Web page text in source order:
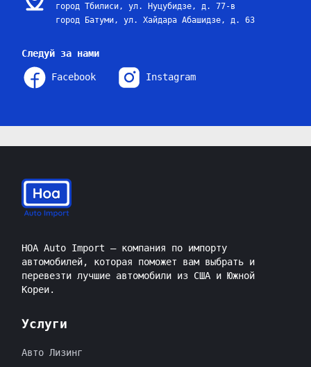
город Тбилиси, ул. Нуцубидзе, д. 77-в
город Батуми, ул. Хайдара Абашидзе, д. 63
Следуй за нами
Facebook Instagram
HOA Auto Import — компания по импорту
автомобилей, которая поможет вам выбрать и
перевезти лучшие автомобили из США и Южной
Кореи.
Услуги
Авто Лизинг